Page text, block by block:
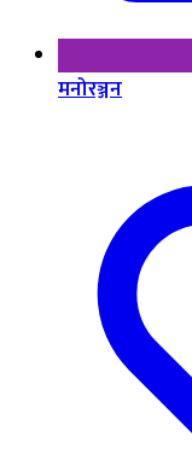
मनोरञ्जन